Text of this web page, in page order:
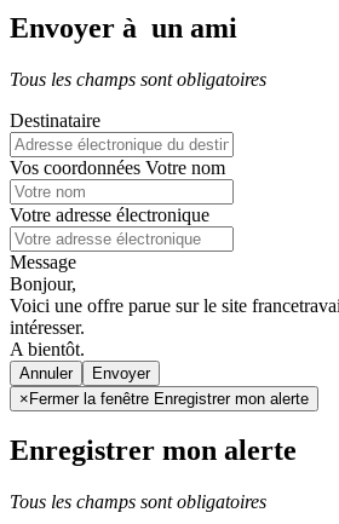
Envoyer à un ami
Tous les champs sont obligatoires
Destinataire
Vos coordonnées Votre nom
Votre adresse électronique
Message
Bonjour,
Voici une offre parue sur le site
intéresser.
A bientôt.
Annuler
×Fermer la fenêtre Enregistrer mon alerte
Enregistrer mon alerte
Tous les champs sont obligatoires